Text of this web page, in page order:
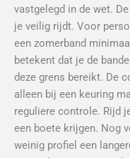
vastgelegd in de wet.
je veilig rijdt. Voor
een zomerband minimaal
betekent dat je de
deze grens bereikt. De
alleen bij een keuring
reguliere controle. Rijd
een boete krijgen. Nog
weinig profiel een